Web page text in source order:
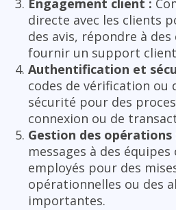
Engagement client :
directe avec les clients
des avis, répondre à
fournir un support
Authentification et
codes de vérification ou
sécurité pour des
connexion ou de
Gestion des opérations
messages à des équipes
employés pour des
opérationnelles ou des
importantes.